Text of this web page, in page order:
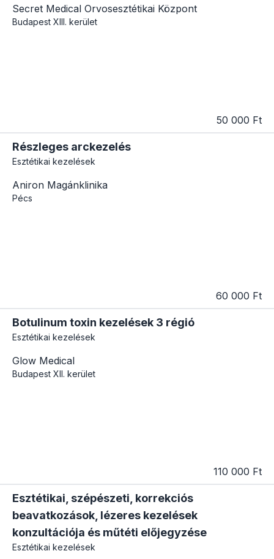
Secret Medical Orvosesztétikai Központ
Budapest XIII. kerület
50 000 Ft
Részleges arckezelés
Esztétikai kezelések
Aniron Magánklinika
Pécs
60 000 Ft
Botulinum toxin kezelések 3 régió
Esztétikai kezelések
Glow Medical
Budapest XII. kerület
110 000 Ft
Esztétikai, szépészeti, korrekciós
beavatkozások, lézeres kezelések
konzultációja és műtéti előjegyzése
Esztétikai kezelések